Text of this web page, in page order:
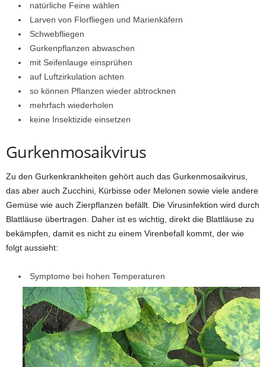
natürliche Feine wählen
Larven von Florfliegen und Marienkäfern
Schwebfliegen
Gurkenpflanzen abwaschen
mit Seifenlauge einsprühen
auf Luftzirkulation achten
so können Pflanzen wieder abtrocknen
mehrfach wiederholen
keine Insektizide einsetzen
Gurkenmosaikvirus
Zu den Gurkenkrankheiten gehört auch das Gurkenmosaikvirus,
das aber auch Zucchini, Kürbisse oder Melonen sowie viele andere
Gemüse wie auch Zierpflanzen befällt. Die Virusinfektion wird durch
Blattläuse übertragen. Daher ist es wichtig, direkt die Blattläuse zu
bekämpfen, damit es nicht zu einem Virenbefall kommt, der wie
folgt aussieht:
Symptome bei hohen Temperaturen